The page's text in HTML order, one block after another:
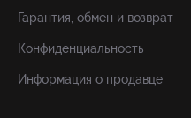
Гарантия, обмен и возврат
Конфиденциальность
Информация о продавце